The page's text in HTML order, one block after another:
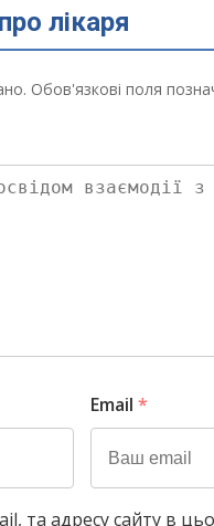
лікаря
Обов'язкові поля
Email *
та адресу сайту в